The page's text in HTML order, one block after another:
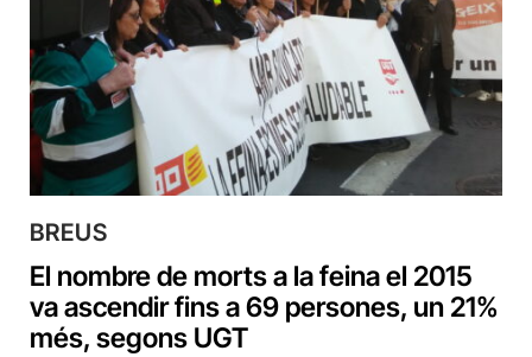
BREUS
El nombre de morts a la feina el 2015
va ascendir fins a 69 persones, un 21%
més, segons UGT